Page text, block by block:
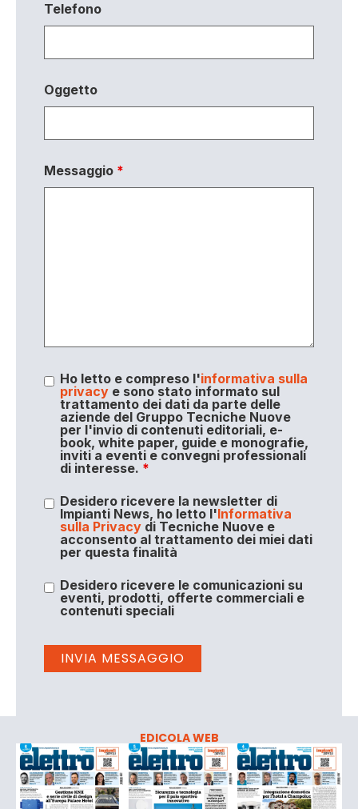
Telefono
Oggetto
Messaggio *
Ho letto e compreso l'informativa sulla
privacye sono stato informato sul
trattamento dei dati da parte delle
aziende del Gruppo Tecniche Nuove
per l'invio di contenuti editoriali, e-
book, white paper, guide e monografie,
inviti a eventi e convegni professionali
di interesse. *
Desidero ricevere la newsletter di
Impianti News, ho letto l'Informativa
sulla Privacydi Tecniche Nuove e
acconsento al trattamento dei miei dati
per questa finalità
Desidero ricevere le comunicazioni su
eventi, prodotti, offerte commerciali e
contenuti speciali
EDICOLA WEB